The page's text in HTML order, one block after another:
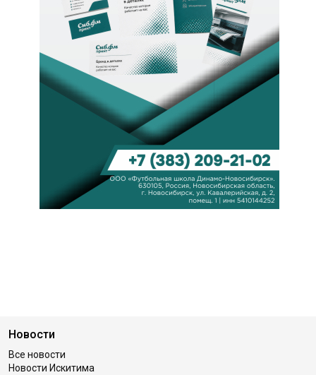
Новости
Все новости
Новости Искитима